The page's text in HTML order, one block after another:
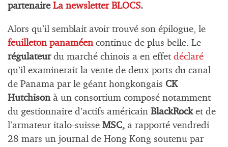
partenaire La newsletter BLOCS.
Alors qu’il semblait avoir trouvé son épilogue, le
feuilleton panaméencontinue de plus belle. Le
régulateurdu marché chinois a en effet déclaré
qu’il examinerait la vente de deux ports du canal
de Panama par le géant hongkongais CK
Hutchisonà un consortium composé notamment
du gestionnaire d’actifs américain BlackRocket de
l’armateur italo-suisse MSC, a rapporté vendredi
28 mars un journal de Hong Kong soutenu par